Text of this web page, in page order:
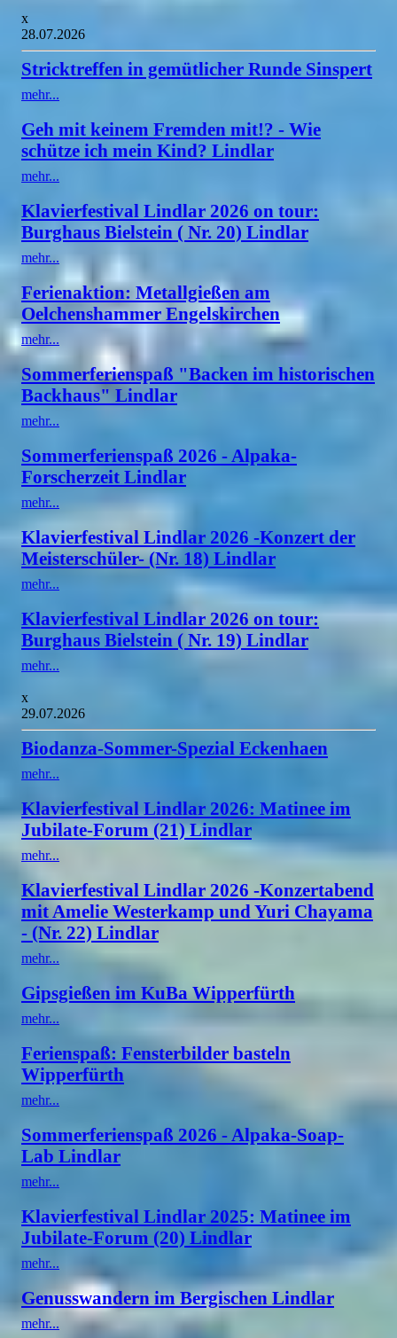
x
28.07.2026
Stricktreffen in gemütlicher Runde Sinspert
mehr...
Geh mit keinem Fremden mit!? - Wie
schütze ich mein Kind? Lindlar
mehr...
Klavierfestival Lindlar 2026 on tour:
Burghaus Bielstein ( Nr. 20) Lindlar
mehr...
Ferienaktion: Metallgießen am
Oelchenshammer Engelskirchen
mehr...
Sommerferienspaß "Backen im historischen
Backhaus" Lindlar
mehr...
Sommerferienspaß 2026 - Alpaka-
Forscherzeit Lindlar
mehr...
Klavierfestival Lindlar 2026 -Konzert der
Meisterschüler- (Nr. 18) Lindlar
mehr...
Klavierfestival Lindlar 2026 on tour:
Burghaus Bielstein ( Nr. 19) Lindlar
mehr...
x
29.07.2026
Biodanza-Sommer-Spezial Eckenhaen
mehr...
Klavierfestival Lindlar 2026: Matinee im
Jubilate-Forum (21) Lindlar
mehr...
Klavierfestival Lindlar 2026 -Konzertabend
mit Amelie Westerkamp und Yuri Chayama
- (Nr. 22) Lindlar
mehr...
Gipsgießen im KuBa Wipperfürth
mehr...
Ferienspaß: Fensterbilder basteln
Wipperfürth
mehr...
Sommerferienspaß 2026 - Alpaka-Soap-
Lab Lindlar
mehr...
Klavierfestival Lindlar 2025: Matinee im
Jubilate-Forum (20) Lindlar
mehr...
Genusswandern im Bergischen Lindlar
mehr...